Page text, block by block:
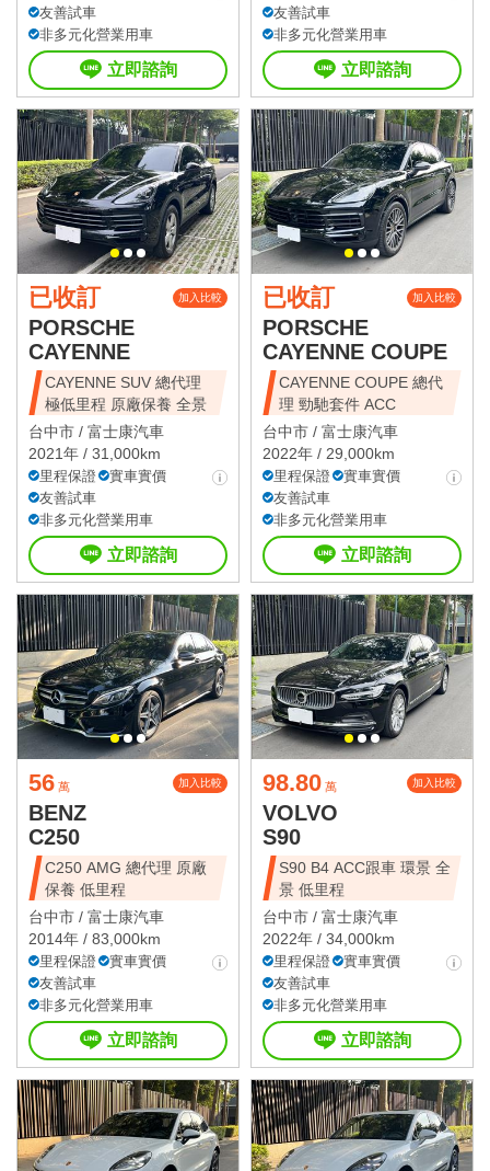
友善試車
非多元化營業用車
立即諮詢
友善試車
非多元化營業用車
立即諮詢
已收訂 加入比較
PORSCHE
CAYENNE
CAYENNE SUV 總代理
極低里程 原廠保養 全景
台中市 / 富士康汽車
2021年 / 31,000km
里程保證
實車實價
友善試車
非多元化營業用車
立即諮詢
已收訂 加入比較
PORSCHE
CAYENNE COUPE
CAYENNE COUPE 總代
理 勁馳套件 ACC
台中市 / 富士康汽車
2022年 / 29,000km
里程保證
實車實價
友善試車
非多元化營業用車
立即諮詢
56 萬 加入比較
BENZ
C250
C250 AMG 總代理 原廠
保養 低里程
台中市 / 富士康汽車
2014年 / 83,000km
里程保證
實車實價
友善試車
非多元化營業用車
立即諮詢
98.80 萬 加入比較
VOLVO
S90
S90 B4 ACC跟車 環景 全
景 低里程
台中市 / 富士康汽車
2022年 / 34,000km
里程保證
實車實價
友善試車
非多元化營業用車
立即諮詢